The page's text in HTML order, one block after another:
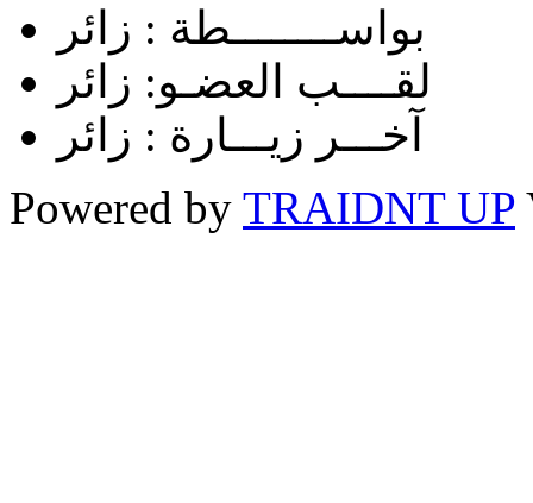
بواســــــــطة : زائر
لقــــب العضـو: زائر
آخـــر زيـــارة : زائر
Powered by TRAIDNT UP